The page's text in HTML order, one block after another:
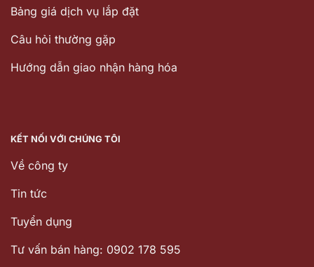
Bảng giá dịch vụ lắp đặt
Câu hỏi thường gặp
Hướng dẫn giao nhận hàng hóa
KẾT NỐI VỚI CHÚNG TÔI
Về công ty
Tin tức
Tuyển dụng
Tư vấn bán hàng: 0902 178 595